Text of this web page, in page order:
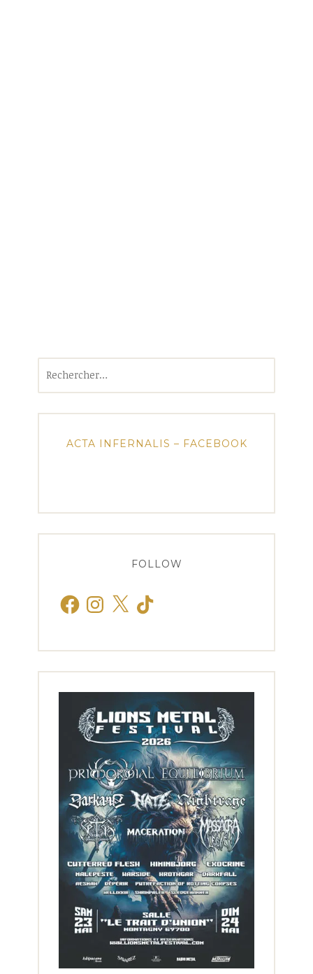
ACTA INFERNALIS – FACEBOOK
FOLLOW
FacebookInstagram
X TikTok